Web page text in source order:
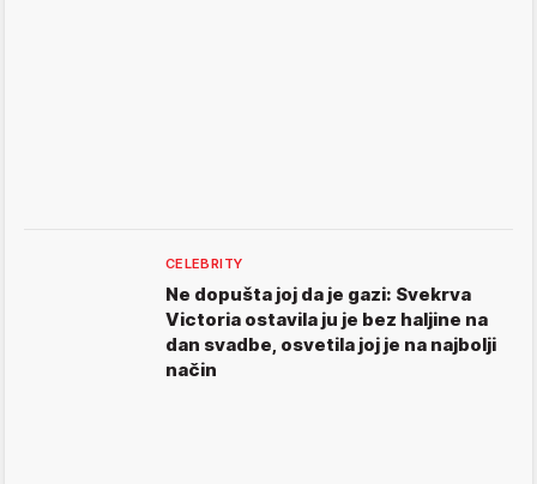
CELEBRITY
Ne dopušta joj da je gazi: Svekrva
Victoria ostavila ju je bez haljine na
dan svadbe, osvetila joj je na najbolji
način